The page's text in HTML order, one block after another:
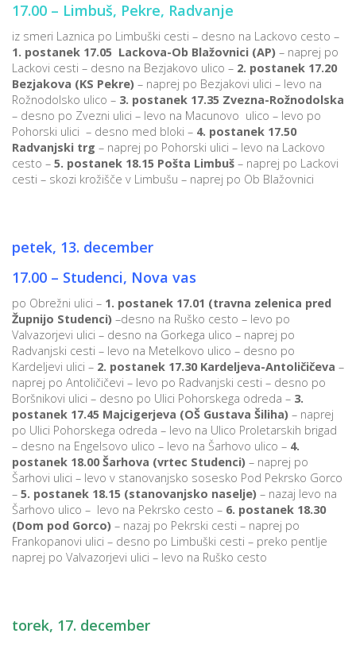
17.00 – Limbuš, Pekre, Radvanje
iz smeri Laznica po Limbuški cesti – desno na Lackovo cesto –
1. postanek 17.05 Lackova-Ob Blažovnici (AP) – naprej po
Lackovi cesti – desno na Bezjakovo ulico – 2. postanek 17.20
Bezjakova (KS Pekre) – naprej po Bezjakovi ulici – levo na
Rožnodolsko ulico – 3. postanek 17.35 Zvezna-Rožnodolska
– desno po Zvezni ulici – levo na Macunovo ulico – levo po
Pohorski ulici – desno med bloki – 4. postanek 17.50
Radvanjski trg – naprej po Pohorski ulici – levo na Lackovo
cesto – 5. postanek 18.15 Pošta Limbuš – naprej po Lackovi
cesti – skozi krožišče v Limbušu – naprej po Ob Blažovnici
petek, 13. december
17.00 – Studenci, Nova vas
po Obrežni ulici – 1. postanek 17.01 (travna zelenica pred
Župnijo Studenci) –desno na Ruško cesto – levo po
Valvazorjevi ulici – desno na Gorkega ulico – naprej po
Radvanjski cesti – levo na Metelkovo ulico – desno po
Kardeljevi ulici – 2. postanek 17.30 Kardeljeva-Antoličičeva –
naprej po Antoličičevi – levo po Radvanjski cesti – desno po
Boršnikovi ulici – desno po Ulici Pohorskega odreda – 3.
postanek 17.45 Majcigerjeva (OŠ Gustava Šiliha) – naprej
po Ulici Pohorskega odreda – levo na Ulico Proletarskih brigad
– desno na Engelsovo ulico – levo na Šarhovo ulico – 4.
postanek 18.00 Šarhova (vrtec Studenci) – naprej po
Šarhovi ulici – levo v stanovanjsko sosesko Pod Pekrsko Gorco
– 5. postanek 18.15 (stanovanjsko naselje) – nazaj levo na
Šarhovo ulico – levo na Pekrsko cesto – 6. postanek 18.30
(Dom pod Gorco) – nazaj po Pekrski cesti – naprej po
Frankopanovi ulici – desno po Limbuški cesti – preko pentlje
naprej po Valvazorjevi ulici – levo na Ruško cesto
torek, 17. december